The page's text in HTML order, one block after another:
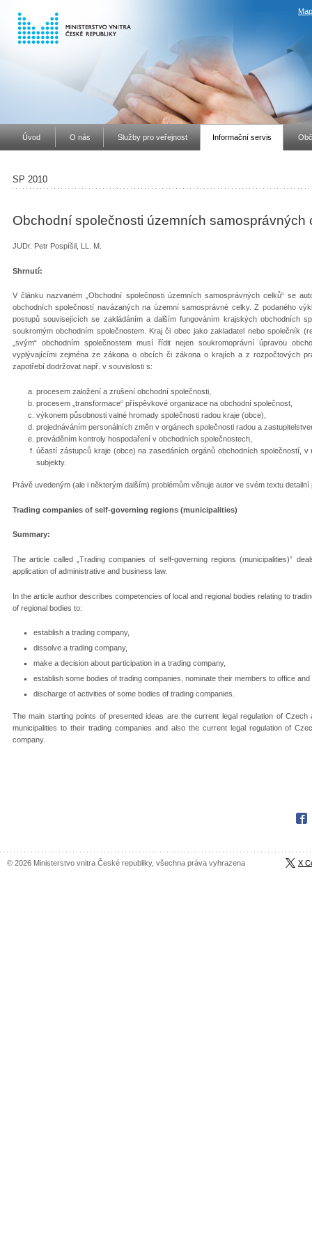
Úvod O nás Služby pro veřejnost Informační servis
SP 2010
Obchodní společnosti územních samosprávných
JUDr. Petr Pospíšil, LL. M.
Shrnutí:
V článku nazvaném „Obchodní společnosti územních samosprávných celků“ se
obchodních společností navázaných na územní samosprávné celky. Z podaného
postupů souvisejících se zakládáním a dalším fungováním krajských obchodních
soukromým obchodním společnostem. Kraj či obec jako zakladatel nebo společník
„svým“ obchodním společnostem musí řídit nejen soukromoprávní úpravou
vyplývajícími zejména ze zákona o obcích či zákona o krajích a z rozpočtových
zapotřebí dodržovat např. v souvislosti s:
procesem založení a zrušení obchodní společnosti,
procesem „transformace“ příspěvkové organizace na obchodní společnost,
výkonem působnosti valné hromady společnosti radou kraje (obce),
projednáváním personálních změn v orgánech společnosti radou a
prováděním kontroly hospodaření v obchodních společnostech,
účastí zástupců kraje (obce) na zasedáních orgánů obchodních společností,
subjekty.
Právě uvedeným (ale i některým dalším) problémům věnuje autor ve svém textu
Trading companies of self-governing regions (municipalities)
Summary:
The article called „Trading companies of self-governing regions (municipalities)”
application of administrative and business law.
In the article author describes competencies of local and regional bodies relating to
of regional bodies to:
establish a trading company,
dissolve a trading company,
make a decision about participation in a trading company,
establish some bodies of trading companies, nominate their members to office
discharge of activities of some bodies of trading companies.
The main starting points of presented ideas are the current legal regulation of
municipalities to their trading companies and also the current legal regulation of
company.
© 2026 Ministerstvo vnitra České republiky, všechna práva vyhrazena X